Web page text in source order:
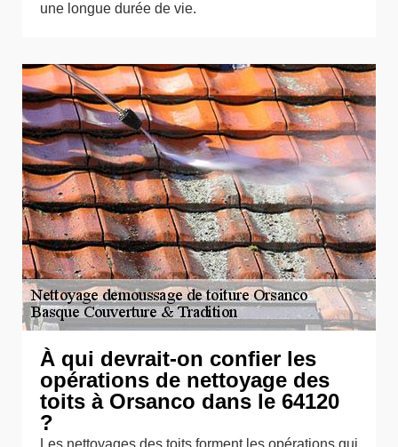
une longue durée de vie.
À qui devrait-on confier les
opérations de nettoyage des
toits à Orsanco dans le 64120
?
Les nettoyages des toits forment les opérations qui